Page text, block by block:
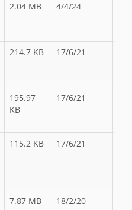
2.04 MB 4/4/24
214.7 KB 17/6/21
195.97
KB
17/6/21
115.2 KB 17/6/21
7.87 MB 18/2/20